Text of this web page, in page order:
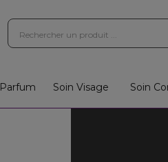
Parfum Soin Visage Soin